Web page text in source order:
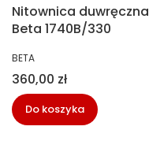
Nitownica duwręczna
Beta 1740B/330
PRODUCENT
BETA
Cena
360,00 zł
Do koszyka